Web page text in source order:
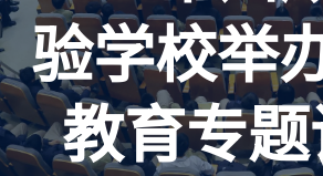
验学校举
教育专